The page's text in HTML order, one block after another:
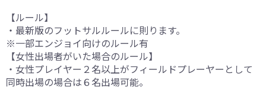
【ルール】
・最新版のフットサルルールに則ります。
※一部エンジョイ向けのルール有
【女性出場者がいた場合のルール】
・女性プレイヤー２名以上がフィールドプレーヤーとして
同時出場の場合は６名出場可能。